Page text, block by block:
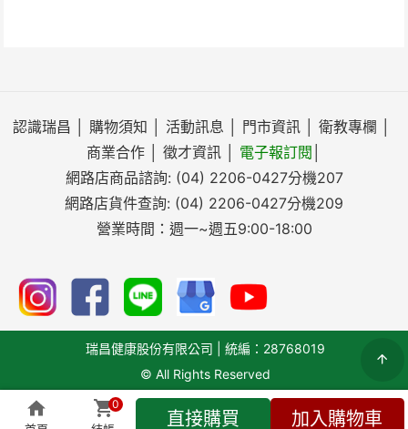
0
直接購買 加入購物車
認識瑞昌 購物須知 活動訊息 門市資訊 衛教專欄
商業合作
徵才資訊 電子報訂閱
網路店商品諮詢: (04) 2206-0427分機207
網路店貨件查詢: (04) 2206-0427分機209
營業時間：週一~週五9:00-18:00
瑞昌健康股份有限公司 | 統編：28768019
© All Rights Reserved